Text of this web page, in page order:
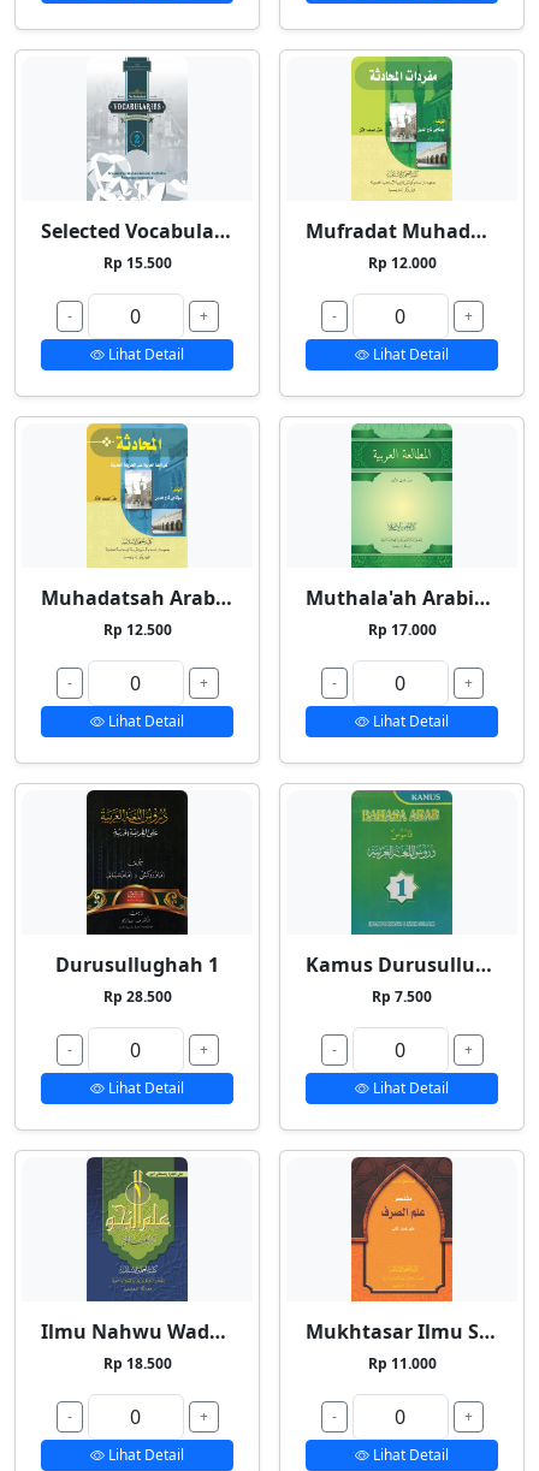
Selected Vocabularies 2
Rp 15.500
-
+
Lihat Detail
Mufradat Muhadatsah
Rp 12.000
-
+
Lihat Detail
Muhadatsah Arabiyyah
Rp 12.500
-
+
Lihat Detail
Muthala'ah Arabiyyah
Rp 17.000
-
+
Lihat Detail
Durusullughah 1
Rp 28.500
-
+
Lihat Detail
Kamus Durusullughah 1
Rp 7.500
-
+
Lihat Detail
Ilmu Nahwu Wadhih 1
Rp 18.500
-
+
Lihat Detail
Mukhtasar Ilmu Shorf
Rp 11.000
-
+
Lihat Detail